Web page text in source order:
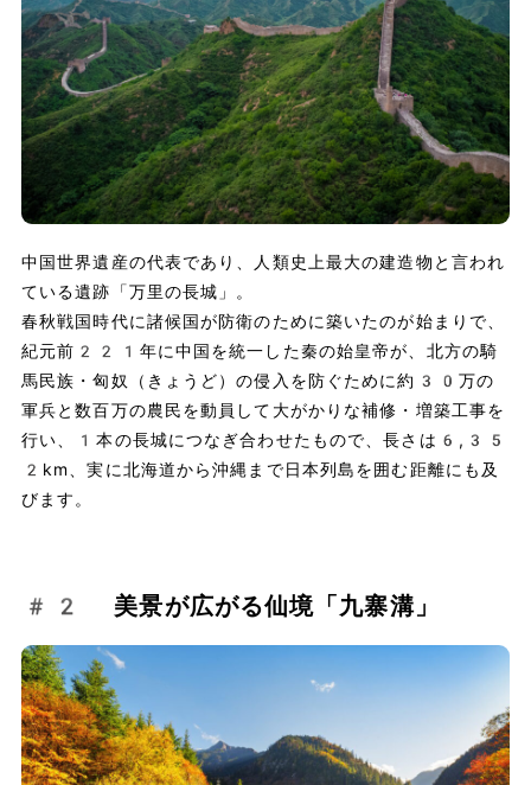
中国世界遺産の代表であり、人類史上最大の建造物と言われ
ている遺跡「万里の長城」。
春秋戦国時代に諸候国が防衛のために築いたのが始まりで、
紀元前221年に中国を統一した秦の始皇帝が、北方の騎
馬民族・匈奴（きょうど）の侵入を防ぐために約30万の
軍兵と数百万の農民を動員して大がかりな補修・増築工事を
行い、1本の長城につなぎ合わせたもので、長さは6,35
2km、実に北海道から沖縄まで日本列島を囲む距離にも及
びます。
#2 美景が広がる仙境「九寨溝」